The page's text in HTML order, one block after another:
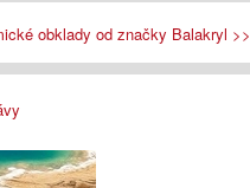
obklady od značky Balakryl >>